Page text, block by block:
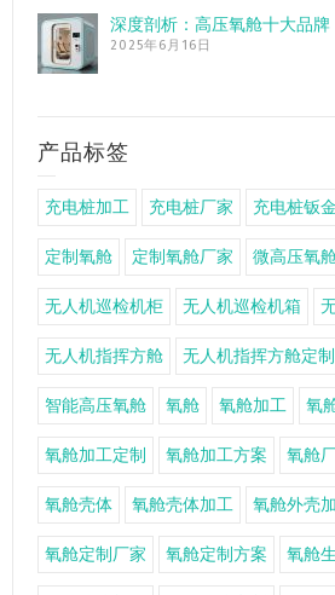
深度剖析：高压氧舱十大品
2025年6月16日
产品标签
充电桩加工 充电桩厂家 充电桩钣金
定制氧舱 定制氧舱厂家 微高压氧
无人机巡检机柜 无人机巡检机箱
无人机指挥方舱 无人机指挥方舱定制
智能高压氧舱 氧舱 氧舱加工 氧
氧舱加工定制 氧舱加工方案 氧舱
氧舱壳体 氧舱壳体加工 氧舱外壳
氧舱定制厂家 氧舱定制方案 氧舱